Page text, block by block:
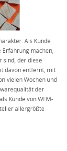
Als Kunde
machen,
sind, der diese
davon entfernt, mit
vielen Wochen und
der
Kunde von WFM-
allergrößte